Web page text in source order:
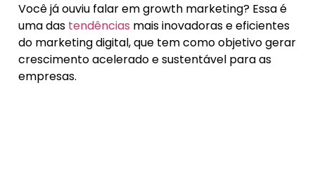
Você já ouviu falar em growth marketing? Essa é
uma das tendências mais inovadoras e eficientes
do marketing digital, que tem como objetivo gerar
crescimento acelerado e sustentável para as
empresas.